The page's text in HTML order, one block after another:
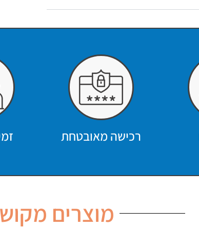
רכישה מאובטחת
מוצרים